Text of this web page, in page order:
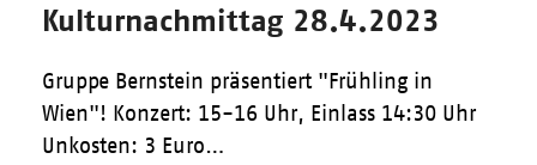
Kulturnachmittag 28.4.2023
Gruppe Bernstein präsentiert "Frühling in
Wien"! Konzert: 15-16 Uhr, Einlass 14:30 Uhr
Unkosten: 3 Euro…